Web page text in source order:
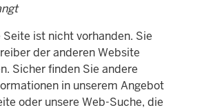
Seite ist nicht vorhanden. Sie
der anderen Website
Sicher finden Sie andere
in unserem Angebot
oder unsere Web-Suche, die